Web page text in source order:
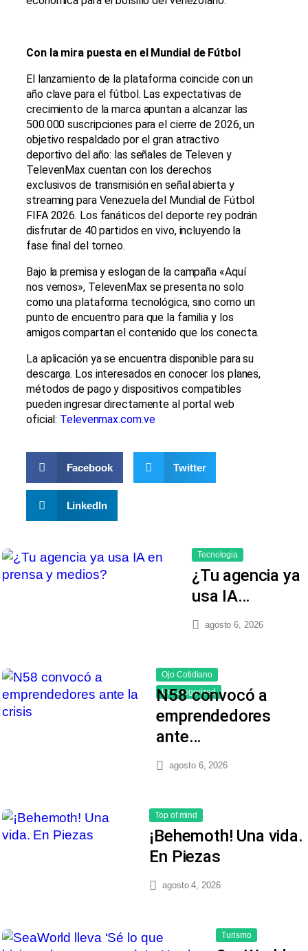
Con la mira puesta en el Mundial de Fútbol
El lanzamiento de la plataforma coincide con un
año clave para el fútbol. Las expectativas de
crecimiento de la marca apuntan a alcanzar las
500.000 suscripciones para el cierre de 2026, un
objetivo respaldado por el gran atractivo
deportivo del año: las señales de Televen y
TelevenMax cuentan con los derechos
exclusivos de transmisión en señal abierta y
streaming para Venezuela del Mundial de Fútbol
FIFA 2026. Los fanáticos del deporte rey podrán
disfrutar de 40 partidos en vivo, incluyendo la
fase final del torneo.
Bajo la premisa y eslogan de la campaña «Aquí
nos vemos», TelevenMax se presenta no solo
como una plataforma tecnológica, sino como un
punto de encuentro para que la familia y los
amigos compartan el contenido que los conecta.
La aplicación ya se encuentra disponible para su
descarga. Los interesados en conocer los planes,
métodos de pago y dispositivos compatibles
pueden ingresar directamente al portal web
oficial: Televenmax.com.ve
Facebook Twitter
LinkedIn
Tecnologia
¿Tu agencia ya
usa IA…
agosto 6, 2026
Ojo Cotidiano
Uncategorized
N58 convocó a
emprendedores
ante…
agosto 6, 2026
Top of mind
¡Behemoth! Una vida.
En Piezas
agosto 4, 2026
Turismo